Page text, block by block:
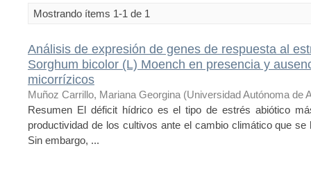
Mostrando ítems 1-1 de 1
Análisis de expresión de genes de respuesta al
Sorghum bicolor (L) Moench en presencia y
micorrízicos
Muñoz Carrillo, Mariana Georgina (Universidad Autónoma de
Resumen El déficit hídrico es el tipo de estrés abiótico
productividad de los cultivos ante el cambio climático que
Sin embargo, ...